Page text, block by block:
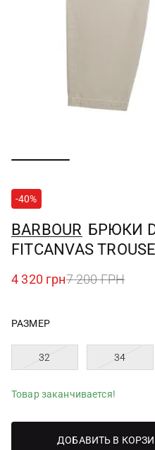
-40%
BARBOUR БРЮКИ
FITCANVAS
4 320 грн7 200 ГРН
РАЗМЕР
32 34
Товар заканчивается!
ДОБАВИТЬ В